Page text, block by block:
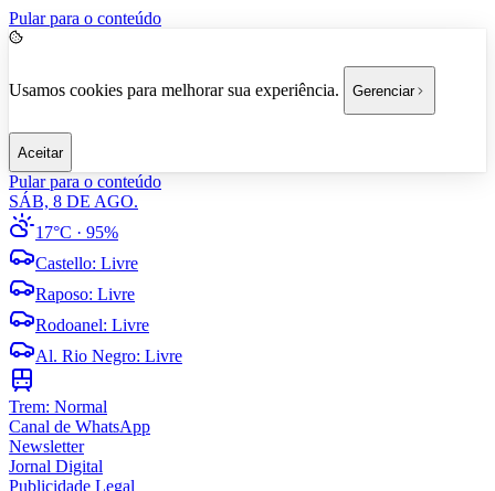
Pular para o conteúdo
Usamos cookies para melhorar sua experiência. Gerenciar
Aceitar
Pular para o conteúdo
SÁB, 8 DE AGO.
17°C · 95%
Castello: Livre
Raposo: Livre
Rodoanel: Livre
Al. Rio Negro: Livre
Trem: Normal
Canal de WhatsApp
Newsletter
Jornal Digital
Publicidade Legal